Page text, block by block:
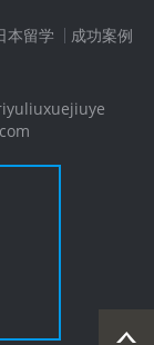
本留学
成功案例